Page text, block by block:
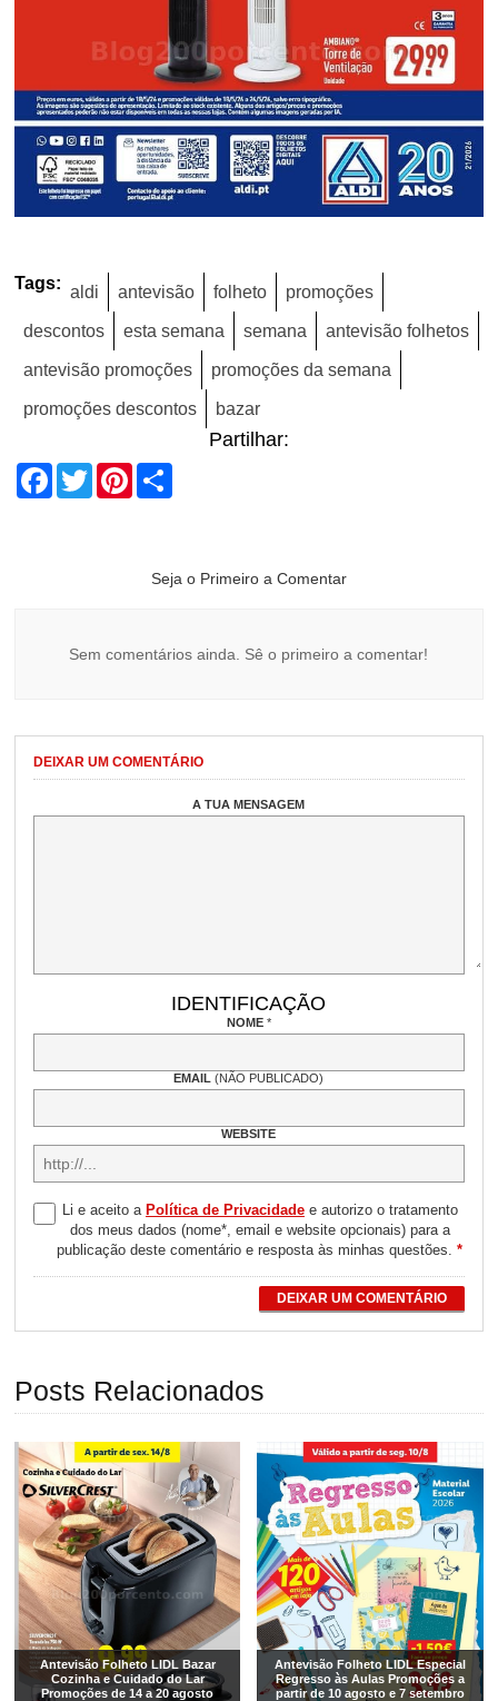
Tags: aldi antevisão folheto promoções
descontos esta semana semana antevisão folhetos
antevisão promoções promoções da semana
promoções descontos bazar
Partilhar:
Facebook
TwitterPinterest
Seja o Primeiro a Comentar
Sem comentários ainda. Sê o primeiro a comentar!
DEIXAR UM COMENTÁRIO
A TUA MENSAGEM
IDENTIFICAÇÃO
NOME *
EMAIL(NÃO PUBLICADO)
WEBSITE
Li e aceito a Política de Privacidadee autorizo o tratamento
dos meus dados (nome*, email e website opcionais) para a
publicação deste comentário e resposta às minhas questões.*
DEIXAR UM COMENTÁRIO
Posts Relacionados
Antevisão Folheto LIDL Bazar
Cozinha e Cuidado do Lar
Promoções de 14 a 20 agosto
Antevisão Folheto LIDL Especial
Regresso às Aulas Promoções a
partir de 10 agosto e 7 setembro